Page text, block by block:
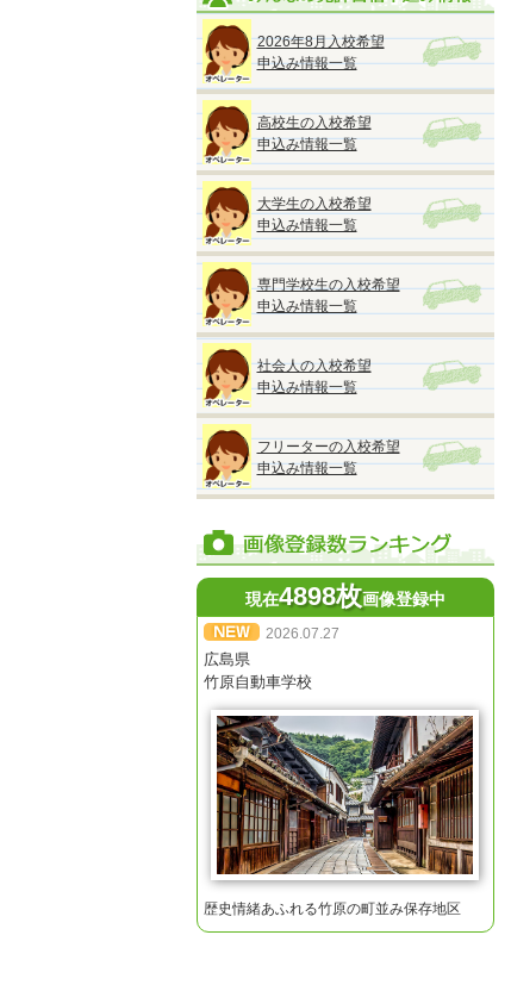
2026年8月入校希望
申込み情報一覧
高校生の入校希望
申込み情報一覧
大学生の入校希望
申込み情報一覧
専門学校生の入校希望
申込み情報一覧
社会人の入校希望
申込み情報一覧
フリーターの入校希望
申込み情報一覧
現在4898枚画像登録中
2026.07.27
広島県
竹原自動車学校
歴史情緒あふれる竹原の町並み保存地区